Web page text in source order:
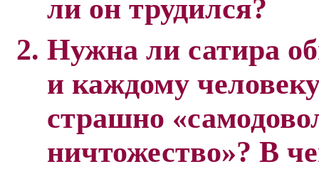
ли он трудился?
Нужна ли сатира
и каждому
страшно
ничтожество»? В